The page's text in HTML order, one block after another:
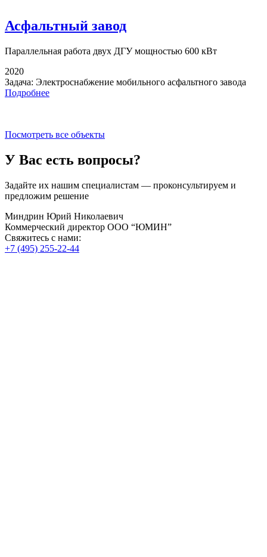
Асфальтный завод
Параллельная работа двух ДГУ мощностью 600 кВт
2020
Задача: Электроснабжение мобильного асфальтного завода
Подробнее
Посмотреть все объекты
У Вас есть вопросы?
Задайте их нашим специалистам — проконсультируем и
предложим решение
Миндрин Юрий Николаевич
Коммерческий директор ООО “ЮМИН”
Свяжитесь с нами:
+7 (495) 255-22-44